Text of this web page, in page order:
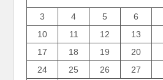
3
4 5 6
10
11 12 13
17
18 19 20
24
25 26 27